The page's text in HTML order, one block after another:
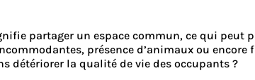
partager un espace commun, ce qui peut
présence d’animaux ou encore
détériorer la qualité de vie des occupants ?